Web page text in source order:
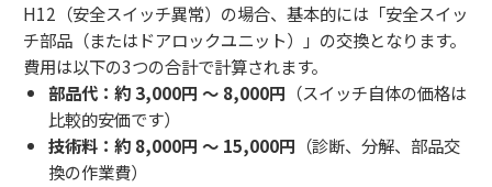
H12（安全スイッチ異常）の場合、基本的には「安全スイッ
チ部品（またはドアロックユニット）」の交換となります。
費用は以下の3つの合計で計算されます。
部品代：約 3,000円 〜 8,000円 （スイッチ自体の価格は
比較的安価です）
技術料：約 8,000円 〜 15,000円 （診断、分解、部品交
換の作業費）